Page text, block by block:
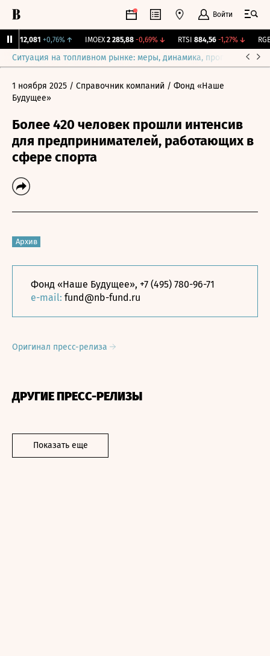
Войти
12,081 +0,76%↑ IMOEX 2 285,88 -0,69%↓ RTSI 884,56 -1,27%↓ RGBI
Ситуация на топливном рынке: меры, динамика, прогнозы
1 ноября 2025 / Справочник компаний / Фонд «Наше
Будущее»
Более 420 человек прошли интенсив
для предпринимателей, работающих в
сфере спорта
Архив
Фонд «Наше Будущее», +7 (495) 780-96-71
e-mail: fund@nb-fund.ru
Оригинал пресс-релиза
ДРУГИЕ ПРЕСС-РЕЛИЗЫ
Показать еще